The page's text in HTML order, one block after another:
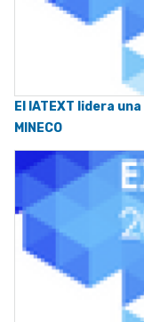
El IATEXT lidera
MINECO